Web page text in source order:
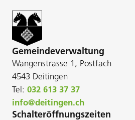
Gemeindeverwaltung
Wangenstrasse 1, Postfach
4543 Deitingen
Tel: 032 613 37 37
info@deitingen.ch
Schalteröffnungszeiten